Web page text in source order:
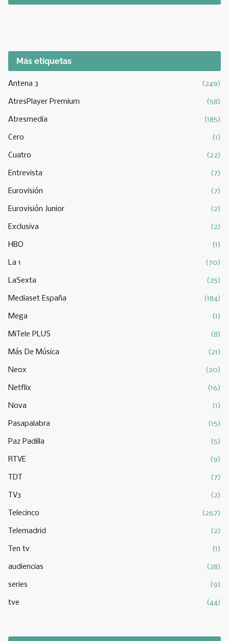
Más etiquetas
Antena 3 (249)
AtresPlayer Premium (58)
Atresmedia (185)
Cero (1)
Cuatro (22)
Entrevista (7)
Eurovisión (7)
Eurovisión Junior (2)
Exclusiva (2)
HBO (1)
La 1 (70)
LaSexta (25)
Mediaset España (184)
Mega (1)
MiTele PLUS (8)
Más De Música (21)
Neox (20)
Netflix (16)
Nova (1)
Pasapalabra (15)
Paz Padilla (5)
RTVE (9)
TDT (7)
TV3 (2)
Telecinco (267)
Telemadrid (2)
Ten tv (1)
audiencias (28)
series (9)
tve (44)